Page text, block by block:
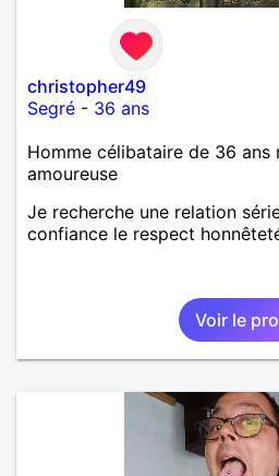
christopher49
Segré - 36 ans
Homme célibataire de 36 ans
amoureuse
Je recherche une relation
confiance le respect
Voir le